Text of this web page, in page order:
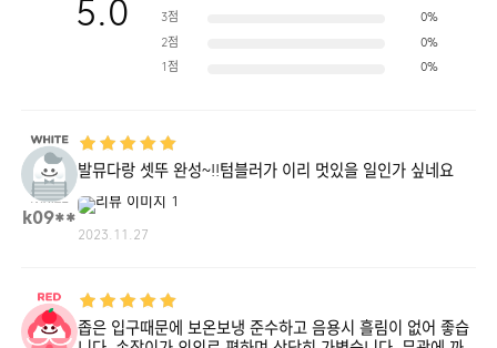
5.0 3점 0%
2점 0%
1점 0%
k09**
발뮤다랑 셋뚜 완성~!!텀블러가 이리 멋있을 일인가 싶네요
2023.11.27
좁은 입구때문에 보온보냉 준수하고 음용시 흘림이 없어 좋습